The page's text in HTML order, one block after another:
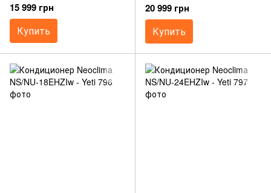
15 999 грн
Купить
20 999 грн
Купить